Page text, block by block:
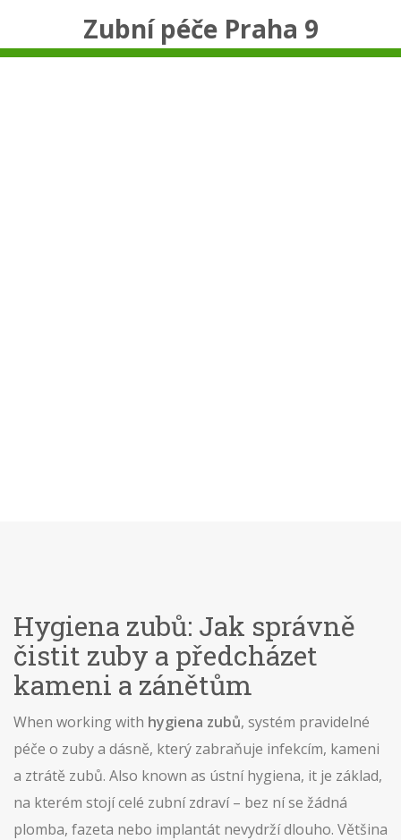
Zubní péče Praha 9
Hygiena zubů: Jak správně
čistit zuby a předcházet
kameni a zánětům
When working with hygiena zubů, systém pravidelné
péče o zuby a dásně, který zabraňuje infekcím, kameni
a ztrátě zubů. Also known as ústní hygiena, it je základ,
na kterém stojí celé zubní zdraví – bez ní se žádná
plomba, fazeta nebo implantát nevydrží dlouho. Většina